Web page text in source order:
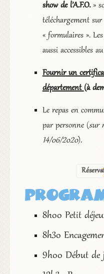
show de l’A.F.O. »
téléchargement
« formulaires ».
aussi accessibles
Fournir un
département(à
Le repas en
par personne (sur
14/06/2020).
8h00 Petit
8h30
9h00 Début de